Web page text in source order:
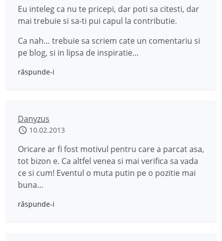
Eu inteleg ca nu te pricepi, dar poti sa citesti, dar
mai trebuie si sa-ti pui capul la contributie.
Ca nah… trebuie sa scriem cate un comentariu si
pe blog, si in lipsa de inspiratie…
răspunde-i
Danyzus
10.02.2013
Oricare ar fi fost motivul pentru care a parcat asa,
tot bizon e. Ca altfel venea si mai verifica sa vada
ce si cum! Eventul o muta putin pe o pozitie mai
buna…
răspunde-i